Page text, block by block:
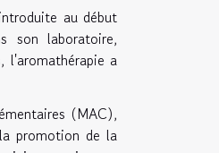
au début
son laboratoire,
l'aromathérapie a
(MAC),
promotion de la